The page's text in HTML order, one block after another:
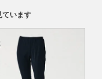
ています